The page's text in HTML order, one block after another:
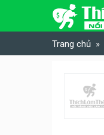
Skip to content
Trang chủ